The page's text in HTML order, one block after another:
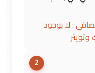
: لا يوجود
2